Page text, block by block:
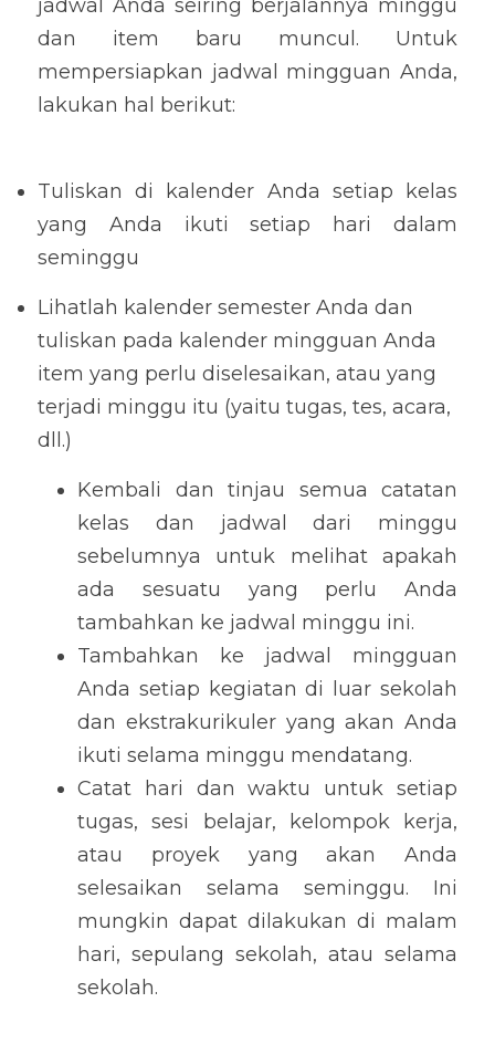
jadwal Anda seiring berjalannya minggu
dan item baru muncul. Untuk
mempersiapkan jadwal mingguan Anda,
lakukan hal berikut:
Tuliskan di kalender Anda setiap kelas
yang Anda ikuti setiap hari dalam
seminggu
Lihatlah kalender semester Anda dan
tuliskan pada kalender mingguan Anda
item yang perlu diselesaikan, atau yang
terjadi minggu itu (yaitu tugas, tes, acara,
dll.)
Kembali dan tinjau semua catatan
kelas dan jadwal dari minggu
sebelumnya untuk melihat apakah
ada sesuatu yang perlu Anda
tambahkan ke jadwal minggu ini.
Tambahkan ke jadwal mingguan
Anda setiap kegiatan di luar sekolah
dan ekstrakurikuler yang akan Anda
ikuti selama minggu mendatang.
Catat hari dan waktu untuk setiap
tugas, sesi belajar, kelompok kerja,
atau proyek yang akan Anda
selesaikan selama seminggu. Ini
mungkin dapat dilakukan di malam
hari, sepulang sekolah, atau selama
sekolah.